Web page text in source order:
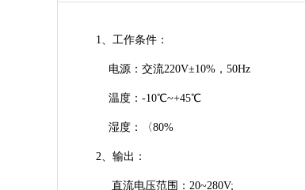
1、工作条件：
电源：交流220V±10%，50Hz
温度：-10℃~+45℃
湿度：〈80%
2、输出：
直流电压范围：20~280V;